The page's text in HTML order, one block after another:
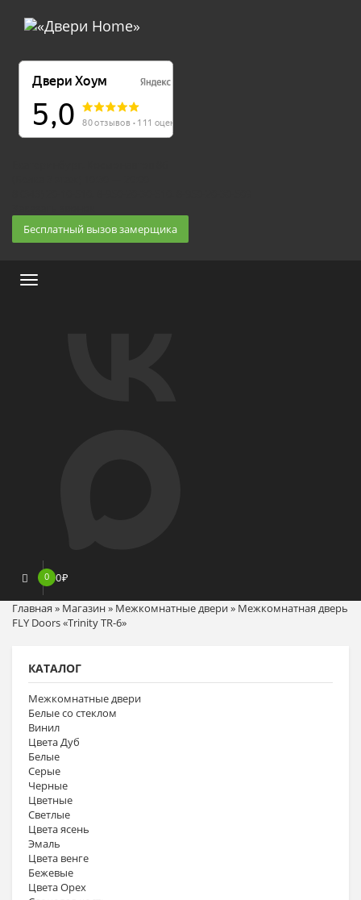
Бесплатный вызов замерщика
Меню
0 0₽
Главная » Магазин» Межкомнатные двери» Межкомнатная дверь
FLY Doors «Trinity TR-6»
КАТАЛОГ
Межкомнатные двери
Белые со стеклом
Винил
Цвета Дуб
Белые
Серые
Черные
Цветные
Светлые
Цвета ясень
Эмаль
Цвета венге
Бежевые
Цвета Орех